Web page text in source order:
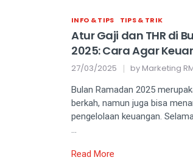
INFO & TIPS TIPS & TRIK
Atur Gaji dan THR di
2025: Cara Agar
27/03/2025 by Marketing
Bulan Ramadan 2025
berkah, namun juga bisa
pengelolaan keuangan.
…
Read More